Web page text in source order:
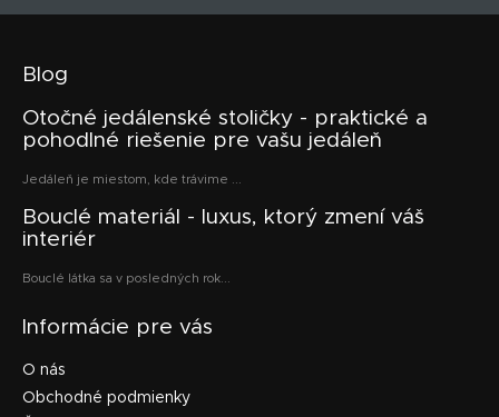
Blog
Otočné jedálenské stoličky - praktické a
pohodlné riešenie pre vašu jedáleň
Jedáleň je miestom, kde trávime ...
Bouclé materiál - luxus, ktorý zmení váš
interiér
Bouclé látka sa v posledných rok...
Informácie pre vás
O nás
Obchodné podmienky